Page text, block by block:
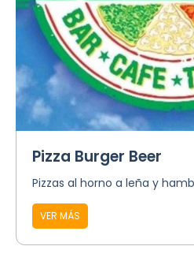
Pizza Burger Beer
Pizzas al horno a leña y
VER MÁS